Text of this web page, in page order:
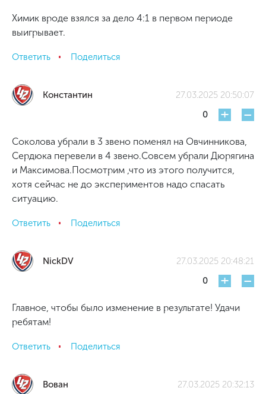
Химик вроде взялся за дело 4:1 в первом периоде
выигрывает.
Ответить Поделиться
Константин
27.03.2025 20:50:07
0
+ -
Соколова убрали в 3 звено поменял на Овчинникова,
Сердюка перевели в 4 звено.Совсем убрали Дюрягина
и Максимова.Посмотрим ,что из этого получится,
хотя сейчас не до экспериментов надо спасать
ситуацию.
Ответить Поделиться
NickDV
27.03.2025 20:48:21
0
+ -
Главное, чтобы было изменение в результате! Удачи
ребятам!
Ответить Поделиться
Вован
27.03.2025 20:32:13